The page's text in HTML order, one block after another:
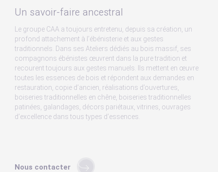
Un savoir-faire ancestral
Le groupe CAA a toujours entretenu, depuis sa création, un
profond attachement à l’ébénisterie et aux gestes
traditionnels. Dans ses Ateliers dédiés au bois massif, ses
compagnons ébénistes œuvrent dans la pure tradition et
recourent toujours aux gestes manuels. Ils mettent en œuvre
toutes les essences de bois et répondent aux demandes en
restauration, copie d’ancien, réalisations d’ouvertures,
boiseries traditionnelles en chêne, boiseries traditionnelles
patinées, galandages, décors pariétaux, vitrines, ouvrages
d’excellence dans tous types d’essences.
Nous contacter